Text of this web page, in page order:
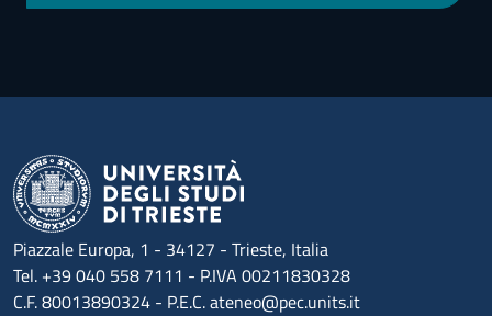
Piazzale Europa, 1 - 34127 - Trieste, Italia
Tel. +39 040 558 7111 - P.IVA 00211830328
C.F. 80013890324 - P.E.C. ateneo@pec.units.it